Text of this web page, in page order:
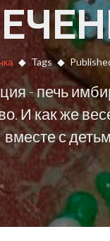
Tags
- печь
И как же
вместе с